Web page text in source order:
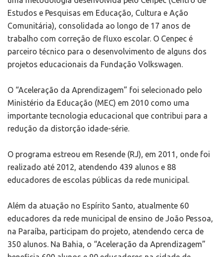
Estudos e Pesquisas em Educação, Cultura e Ação
Comunitária), consolidada ao longo de 17 anos de
trabalho com correção de fluxo escolar. O Cenpec é
parceiro técnico para o desenvolvimento de alguns dos
projetos educacionais da Fundação Volkswagen.
O “Aceleração da Aprendizagem” foi selecionado pelo
Ministério da Educação (MEC) em 2010 como uma
importante tecnologia educacional que contribui para a
redução da distorção idade-série.
O programa estreou em Resende (RJ), em 2011, onde foi
realizado até 2012, atendendo 439 alunos e 88
educadores de escolas públicas da rede municipal.
Além da atuação no Espírito Santo, atualmente 60
educadores da rede municipal de ensino de João Pessoa,
na Paraíba, participam do projeto, atendendo cerca de
350 alunos. Na Bahia, o “Aceleração da Aprendizagem”